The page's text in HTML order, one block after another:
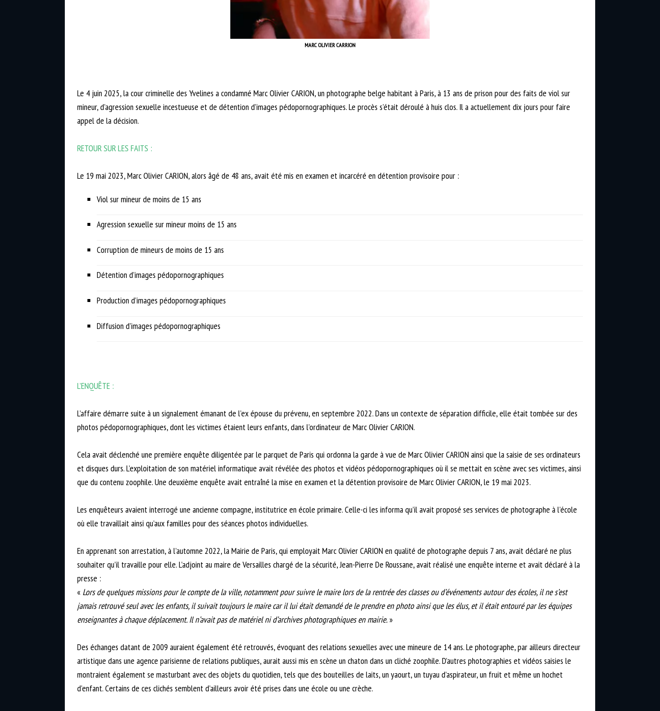
MARC OLIVIER CARRION
Le 4 juin 2025, la cour criminelle des Yvelines a condamné Marc Olivier CARION, un photographe belge habitant à Paris, à 13 ans de prison pour des faits de viol sur
mineur, d’agression sexuelle incestueuse et de détention d’images pédopornographiques. Le procès s’était déroulé à huis clos. Il a actuellement dix jours pour faire
appel de la décision.
RETOUR SUR LES FAITS :
Le 19 mai 2023, Marc Olivier CARION, alors âgé de 48 ans, avait été mis en examen et incarcéré en détention provisoire pour :
Viol sur mineur de moins de 15 ans
Agression sexuelle sur mineur moins de 15 ans
Corruption de mineurs de moins de 15 ans
Détention d’images pédopornographiques
Production d’images pédopornographiques
Diffusion d’images pédopornographiques
L’ENQUÊTE :
L’affaire démarre suite à un signalement émanant de l’ex épouse du prévenu, en septembre 2022. Dans un contexte de séparation difficile, elle était tombée sur des
photos pédopornographiques, dont les victimes étaient leurs enfants, dans l’ordinateur de Marc Olivier CARION.
Cela avait déclenché une première enquête diligentée par le parquet de Paris qui ordonna la garde à vue de Marc Olivier CARION ainsi que la saisie de ses ordinateurs
et disques durs. L’exploitation de son matériel informatique avait révélée des photos et vidéos pédopornographiques où il se mettait en scène avec ses victimes, ainsi
que du contenu zoophile. Une deuxième enquête avait entraîné la mise en examen et la détention provisoire de Marc Olivier CARION, le 19 mai 2023.
Les enquêteurs avaient interrogé une ancienne compagne, institutrice en école primaire. Celle-ci les informa qu’il avait proposé ses services de photographe à l’école
où elle travaillait ainsi qu’aux familles pour des séances photos individuelles.
En apprenant son arrestation, à l’automne 2022, la Mairie de Paris, qui employait Marc Olivier CARION en qualité de photographe depuis 7 ans, avait déclaré ne plus
souhaiter qu’il travaille pour elle. L’adjoint au maire de Versailles chargé de la sécurité, Jean-Pierre De Roussane, avait réalisé une enquête interne et avait déclaré à la
presse :
« Lors de quelques missions pour le compte de la ville, notamment pour suivre le maire lors de la rentrée des classes ou d’événements autour des écoles, il ne s’est
jamais retrouvé seul avec les enfants, il suivait toujours le maire car il lui était demandé de le prendre en photo ainsi que les élus, et il était entouré par les équipes
enseignantes à chaque déplacement. Il n’avait pas de matériel ni d’archives photographiques en mairie.»
Des échanges datant de 2009 auraient également été retrouvés, évoquant des relations sexuelles avec une mineure de 14 ans. Le photographe, par ailleurs directeur
artistique dans une agence parisienne de relations publiques, aurait aussi mis en scène un chaton dans un cliché zoophile. D’autres photographies et vidéos saisies le
montraient également se masturbant avec des objets du quotidien, tels que des bouteilles de laits, un yaourt, un tuyau d’aspirateur, un fruit et même un hochet
d’enfant. Certains de ces clichés semblent d’ailleurs avoir été prises dans une école ou une crèche.